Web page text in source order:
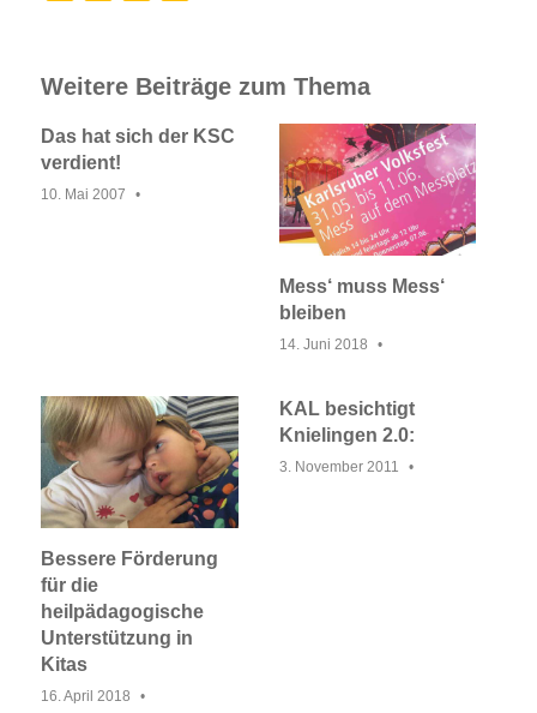
Weitere Beiträge zum Thema
Das hat sich der KSC
verdient!
10. Mai 2007
Mess‘ muss Mess‘
bleiben
14. Juni 2018
Bessere Förderung
für die
heilpädagogische
Unterstützung in
Kitas
16. April 2018
KAL besichtigt
Knielingen 2.0:
3. November 2011